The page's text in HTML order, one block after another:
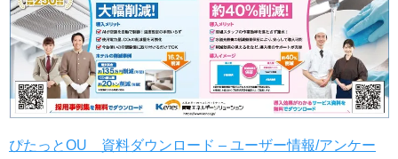
ぴたっとOU 資料ダウンロード – ユーザー情報/アンケー